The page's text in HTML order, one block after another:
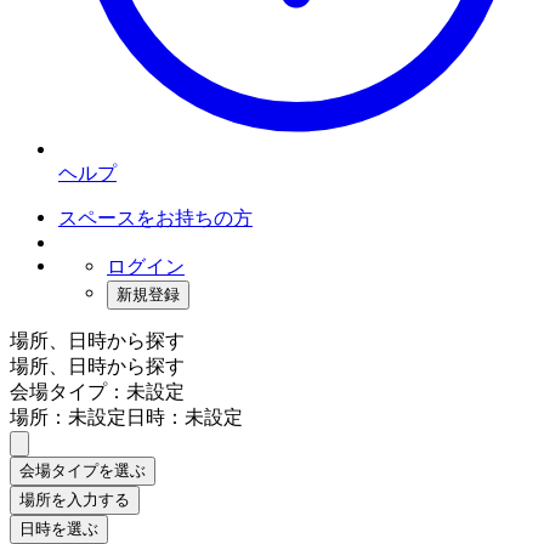
ヘルプ
スペースをお持ちの方
ログイン
新規登録
場所、日時から探す
場所、日時から探す
会場タイプ：未設定
場所：未設定日時：未設定
会場タイプを選ぶ
場所を入力する
日時を選ぶ